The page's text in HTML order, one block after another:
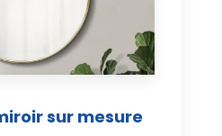
sur mesure